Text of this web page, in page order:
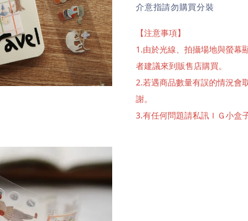
介意指請勿購買分裝
【注意事項】
1.由於光線、拍攝場地與螢幕
者建議來到販售店購買。
2.若遇商品數量有誤的情況會
謝。
3.有任何問題請私訊ＩＧ小盒